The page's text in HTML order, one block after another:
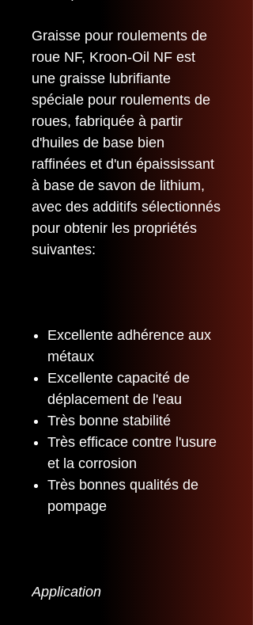
Graisse pour roulements de
roue NF, Kroon-Oil NF est
une graisse lubrifiante
spéciale pour roulements de
roues, fabriquée à partir
d'huiles de base bien
raffinées et d'un épaississant
à base de savon de lithium,
avec des additifs sélectionnés
pour obtenir les propriétés
suivantes:
Excellente adhérence aux
métaux
Excellente capacité de
déplacement de l'eau
Très bonne stabilité
Très efficace contre l'usure
et la corrosion
Très bonnes qualités de
pompage
Application